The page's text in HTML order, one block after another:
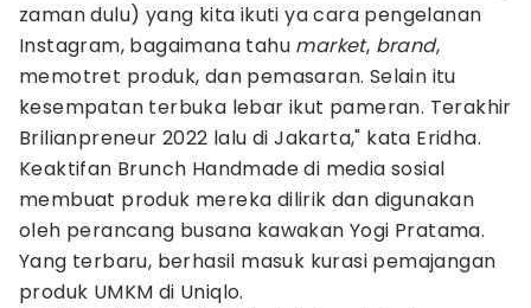
zaman dulu) yang kita ikuti ya cara pengelanan
Instagram, bagaimana tahu market, brand,
memotret produk, dan pemasaran. Selain itu
kesempatan terbuka lebar ikut pameran. Terakhir
Brilianpreneur 2022 lalu di Jakarta," kata Eridha.
Keaktifan Brunch Handmade di media sosial
membuat produk mereka dilirik dan digunakan
oleh perancang busana kawakan Yogi Pratama.
Yang terbaru, berhasil masuk kurasi pemajangan
produk UMKM di Uniqlo.